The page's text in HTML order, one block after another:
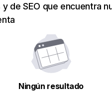
de SEO que encuentra
Ningún resultado